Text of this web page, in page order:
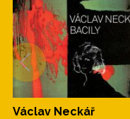
Václav Neckář